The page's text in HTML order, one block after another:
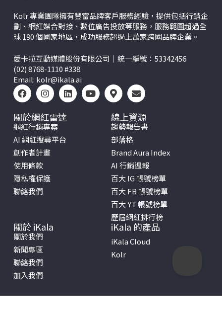
Kolr 專業團隊擁有豐富品牌客戶服務經驗，提供包括行銷企
劃、網紅媒合對接、數位廣告投放等服務，服務範圍超過全
球 190 個國家地區，成功服務超過上萬家跨國品牌企業。
愛卡拉互動媒體股份有限公司｜統一編號：53342456
(02) 8768-1110 #338
Email: kolr@ikala.ai
關於網紅雷達
網紅行銷專案
AI 網紅搜尋平台
創作者計畫
使用條款
隱私權保護
聯絡我們
線上資源
趨勢報告書
部落格
Brand Aura Index
AI 行銷週報
百大 IG 帳號榜單
百大 FB 帳號榜單
百大 YT 帳號榜單
歷屆網紅排行榜
關於 iKala
關於我們
新聞專區
聯絡我們
加入我們
iKala 的產品
iKala Cloud
Kolr